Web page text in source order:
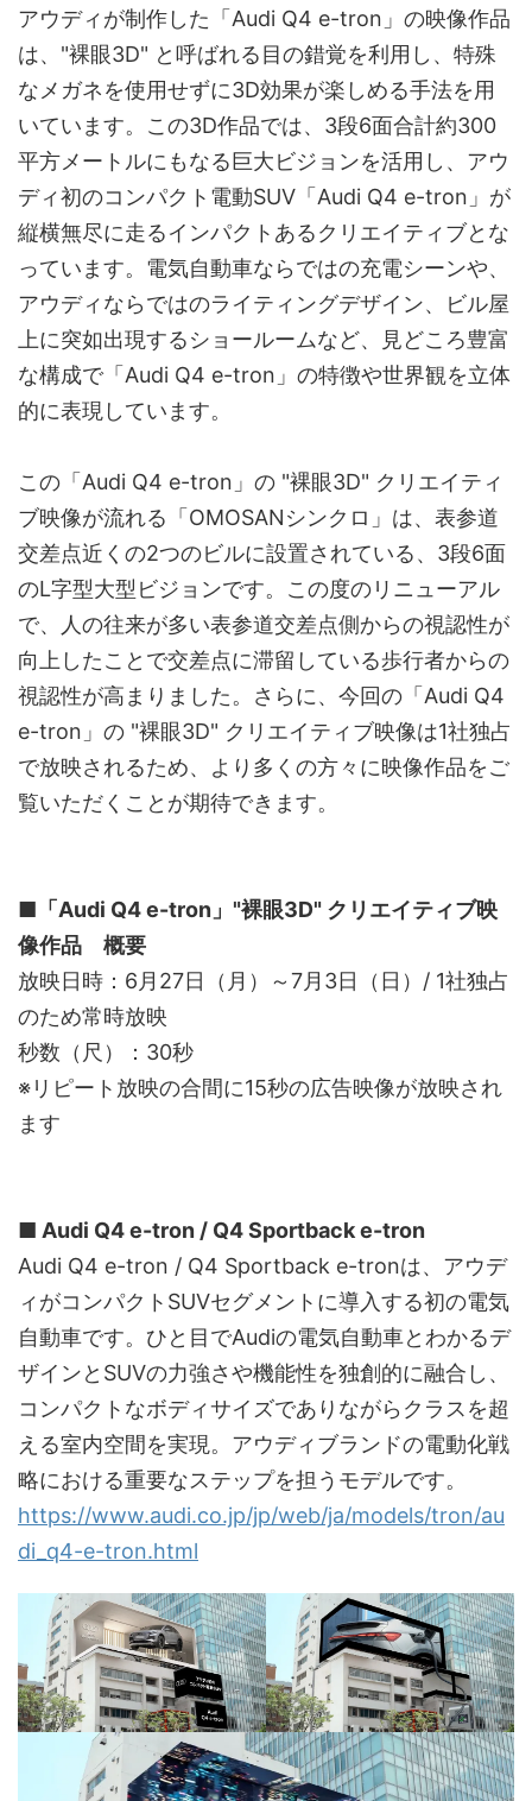
アウディが制作した「Audi Q4 e-tron」の映像作品
は、"裸眼3D" と呼ばれる目の錯覚を利用し、特殊
なメガネを使用せずに3D効果が楽しめる手法を用
いています。この3D作品では、3段6面合計約300
平方メートルにもなる巨大ビジョンを活用し、アウ
ディ初のコンパクト電動SUV「Audi Q4 e-tron」が
縦横無尽に走るインパクトあるクリエイティブとな
っています。電気自動車ならではの充電シーンや、
アウディならではのライティングデザイン、ビル屋
上に突如出現するショールームなど、見どころ豊富
な構成で「Audi Q4 e-tron」の特徴や世界観を立体
的に表現しています。
この「Audi Q4 e-tron」の "裸眼3D" クリエイティ
ブ映像が流れる「OMOSANシンクロ」は、表参道
交差点近くの2つのビルに設置されている、3段6面
のL字型大型ビジョンです。この度のリニューアル
で、人の往来が多い表参道交差点側からの視認性が
向上したことで交差点に滞留している歩行者からの
視認性が高まりました。さらに、今回の「Audi Q4
e-tron」の "裸眼3D" クリエイティブ映像は1社独占
で放映されるため、より多くの方々に映像作品をご
覧いただくことが期待できます。
■「Audi Q4 e-tron」"裸眼3D" クリエイティブ映
像作品 概要
放映日時：6月27日（月）～7月3日（日）/ 1社独占
のため常時放映
秒数（尺）：30秒
※リピート放映の合間に15秒の広告映像が放映され
ます
■ Audi Q4 e-tron / Q4 Sportback e-tron
Audi Q4 e-tron / Q4 Sportback e-tronは、アウデ
ィがコンパクトSUVセグメントに導入する初の電気
自動車です。ひと目でAudiの電気自動車とわかるデ
ザインとSUVの力強さや機能性を独創的に融合し、
コンパクトなボディサイズでありながらクラスを超
える室内空間を実現。アウディブランドの電動化戦
略における重要なステップを担うモデルです。
https://www.audi.co.jp/jp/web/ja/models/tron/au
di_q4-e-tron.html